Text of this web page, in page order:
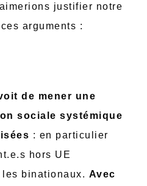
justifier notre
arguments :
de mener une
sociale systémique
: en particulier
hors UE
binationaux. Avec